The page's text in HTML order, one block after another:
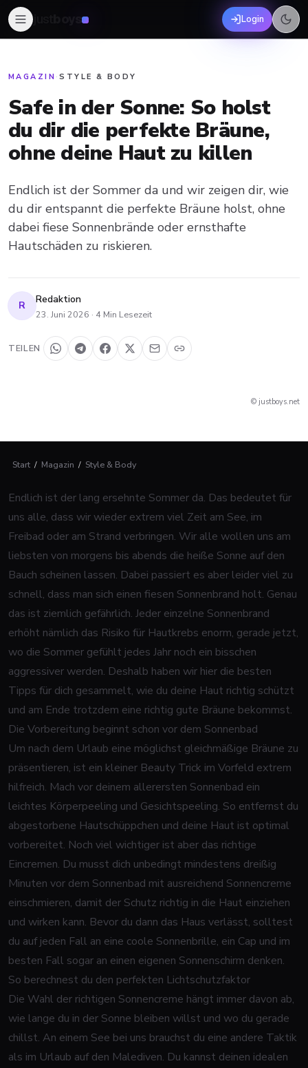
boys Login
MAGAZIN ·STYLE & BODY
Safe in der Sonne: So holst
du dir die perfekte Bräune,
ohne deine Haut zu killen
Endlich ist der Sommer da und wir zeigen dir, wie
du dir entspannt die perfekte Bräune holst, ohne
dabei fiese Sonnenbrände oder ernsthafte
Hautschäden zu riskieren.
R Redaktion
23. Juni 2026 · 4 Min Lesezeit
TEILEN
© justboys.net
Start / Magazin / Style & Body
Endlich ist der lang ersehnte Sommer da. Das bedeutet für
uns alle, dass wir wieder extrem viel Zeit am See, im
Freibad oder am Strand verbringen. Wir alle wollen uns am
liebsten von morgens bis abends die heiße Sonne auf den
Bauch scheinen lassen. Dabei passiert es aber leider viel zu
schnell, dass man sich einen fiesen Sonnenbrand holt. Genau
das ist ziemlich gefährlich. Jeder einzelne Sonnenbrand
erhöht nämlich das Risiko für Hautkrebs enorm, gerade jetzt,
wo die Sommer gefühlt jedes Jahr noch ein bisschen
aggressiver werden. Deshalb haben wir hier die besten
Tipps für dich gesammelt, wie du deine Haut richtig schützt
und am Ende trotzdem eine richtig gute Bräune bekommst.
Die Vorbereitung beginnt schon vor dem Sonnenbad
Um nach dem Urlaub eine möglichst gleichmäßige Bräune zu
präsentieren, ist ein kleiner Beauty Trick im Vorfeld extrem
hilfreich. Mach vor deinem allerersten Sonnenbad ein
leichtes Körperpeeling und Gesichtspeeling. So entfernst du
abgestorbene Hautschüppchen und deine Haut ist optimal
vorbereitet. Noch viel wichtiger ist aber das richtige
Eincremen. Du musst dich unbedingt mindestens dreißig
Minuten vor dem Sonnenbad mit ausreichend Sonnencreme
einschmieren, damit der Schutz richtig in die Haut einziehen
und wirken kann. Bevor du dann das Haus verlässt, solltest
du auf jeden Fall an eine coole Sonnenbrille, ein Cap und im
besten Fall sogar an einen eigenen Sonnenschirm denken.
So berechnest du den perfekten Lichtschutzfaktor
Die Wahl der richtigen Sonnencreme hängt immer davon ab,
wie lange du in der Sonne bleiben willst und wo du gerade
chillst. An einem See bei uns brauchst du eine andere Taktik
als im Urlaub auf den Malediven. Du kannst deinen idealen